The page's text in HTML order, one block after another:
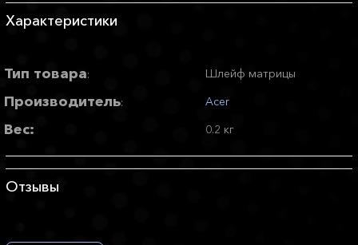
Характеристики
Тип товара: Шлейф матрицы
Производитель: Acer
Вес: 0.2 кг
Отзывы